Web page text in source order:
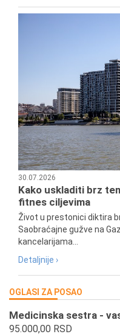
30.07.2026
Kako uskladiti brz
fitnes ciljevima
Život u prestonici diktira
Saobraćajne gužve na
kancelarijama...
Detaljnije ›
OGLASI ZA POSAO
Medicinska sestra -
95.000,00 RSD